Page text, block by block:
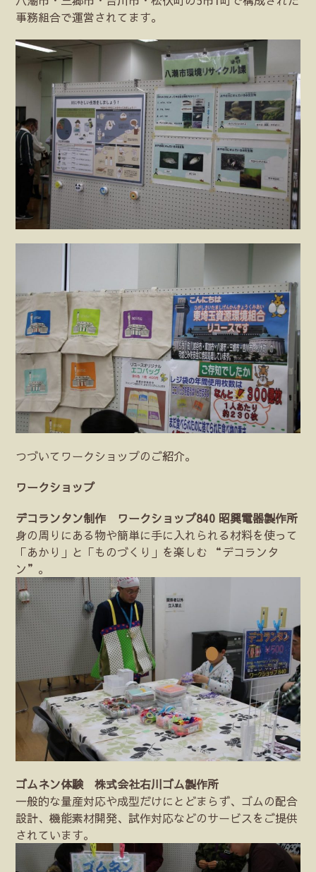
事務組合で運営されてます。
つづいてワークショップのご紹介。
ワークショップ
デコランタン制作 ワークショップ840 昭興電器製作所
身の周りにある物や簡単に手に入れられる材料を使って
「あかり」と「ものづくり」を楽しむ “デコランタ
ン”。
ゴムネン体験 株式会社右川ゴム製作所
一般的な量産対応や成型だけにとどまらず、ゴムの配合
設計、機能素材開発、試作対応などのサービスをご提供
されています。